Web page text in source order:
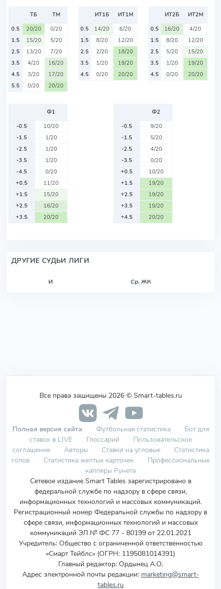
ТБ
ТМ
0.5
20/20
0/20
1.5
15/20
5/20
2.5
13/20
7/20
3.5
4/20
16/20
4.5
3/20
17/20
5.5
0/20 20/20
ИТ1Б
ИТ1М
0.5
14/20
6/20
1.5
8/20
12/20
2.5
2/20
18/20
3.5
1/20
19/20
4.5
0/20 20/20
ИТ2Б
ИТ2М
0.5
16/20
4/20
1.5
8/20
12/20
2.5
5/20
15/20
3.5
1/20
19/20
4.5
0/20 20/20
Ф1
-0.5
10/20
-1.5
1/20
-2.5
1/20
-3.5
1/20
-4.5
0/20
+0.5
11/20
+1.5
15/20
+2.5
16/20
+3.5
20/20
Ф2
-0.5
9/20
-1.5
5/20
-2.5
4/20
-3.5
0/20
+0.5
10/20
+1.5
19/20
+2.5
19/20
+3.5
19/20
+4.5
20/20
ДРУГИЕ СУДЬИ ЛИГИ
И Ср. ЖК
Все права защищены 2026 © Smart-tables.ru
Полная версия сайта Футбольная статистика
Бот для
ставок в LIVE
Глоссарий
Пользовательское
соглашение
Авторы Ставки на угловые
Статистика
голов
Статистика желтых карточек
Профессиональные
капперы Рунета
Сетевое издание Smart Tables зарегистрировано в
федеральной службе по надзору в сфере связи,
информационных технологий и массовых коммуникаций.
Регистрационный номер Федеральной службы по надзору в
сфере связи, информационных технологий и массовых
коммуникаций ЭЛ № ФС 77 - 80199 от 22.01.2021
Учредитель: Общество с ограниченной ответственностью
«Смарт Тейблс» (ОГРН: 1195081014391)
Главный редактор: Ордынец А.О.
Адрес электронной почты редакции: marketing@smart-
tables.ru